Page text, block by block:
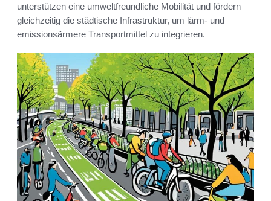
unterstützen eine umweltfreundliche Mobilität und fördern
gleichzeitig die städtische Infrastruktur, um lärm- und
emissionsärmere Transportmittel zu integrieren.